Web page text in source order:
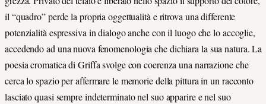
il “quadro” perde la propria oggettualità e ritrova una differente
potenzialità espressiva in dialogo anche con il luogo che lo accoglie,
accedendo ad una nuova fenomenologia che dichiara la sua natura. La
poesia cromatica di Griffa svolge con coerenza una narrazione che
cerca lo spazio per affermare le memorie della pittura in un racconto
lasciato quasi sempre indeterminato nel suo apparire e nel suo